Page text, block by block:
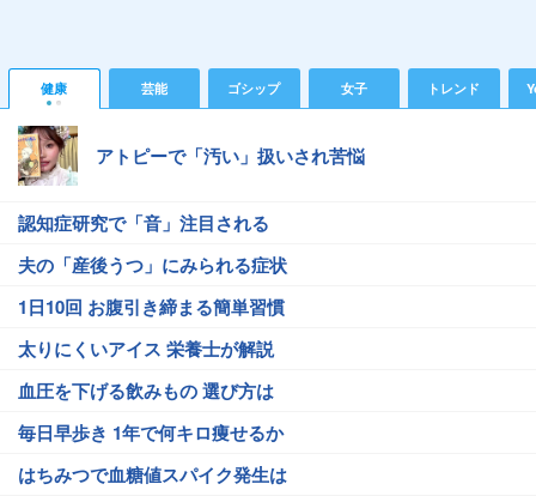
健康 芸能 ゴシップ 女子 トレンド
アトピーで「汚い」扱いされ苦悩
認知症研究で「音」注目される
夫の「産後うつ」にみられる症状
1日10回 お腹引き締まる簡単習慣
太りにくいアイス 栄養士が解説
血圧を下げる飲みもの 選び方は
毎日早歩き 1年で何キロ痩せるか
はちみつで血糖値スパイク発生は